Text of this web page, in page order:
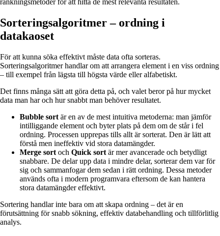
rankningsmetoder för att hitta de mest relevanta resultaten.
Sorteringsalgoritmer – ordning i
datakaoset
För att kunna söka effektivt måste data ofta sorteras.
Sorteringsalgoritmer handlar om att arrangera element i en viss ordning
– till exempel från lägsta till högsta värde eller alfabetiskt.
Det finns många sätt att göra detta på, och valet beror på hur mycket
data man har och hur snabbt man behöver resultatet.
Bubble sort är en av de mest intuitiva metoderna: man jämför
intilliggande element och byter plats på dem om de står i fel
ordning. Processen upprepas tills allt är sorterat. Den är lätt att
förstå men ineffektiv vid stora datamängder.
Merge sort och Quick sort är mer avancerade och betydligt
snabbare. De delar upp data i mindre delar, sorterar dem var för
sig och sammanfogar dem sedan i rätt ordning. Dessa metoder
används ofta i modern programvara eftersom de kan hantera
stora datamängder effektivt.
Sortering handlar inte bara om att skapa ordning – det är en
förutsättning för snabb sökning, effektiv databehandling och tillförlitlig
analys.